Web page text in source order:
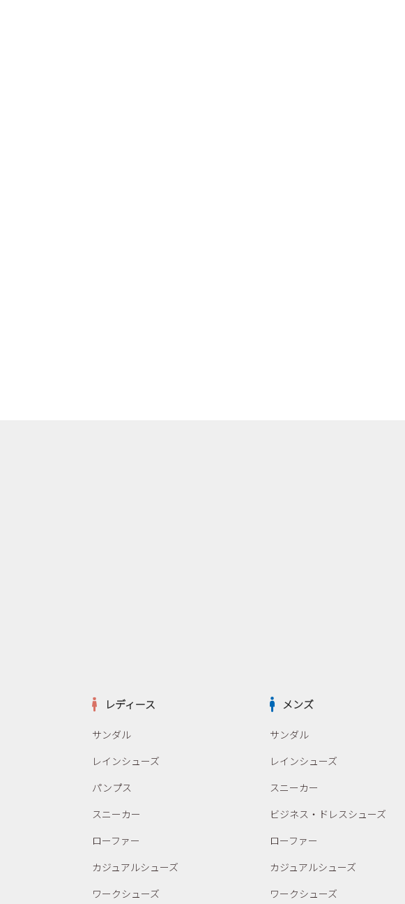
レディース
サンダル
レインシューズ
パンプス
スニーカー
ローファー
カジュアルシューズ
ワークシューズ
メンズ
サンダル
レインシューズ
スニーカー
ビジネス・ドレスシューズ
ローファー
カジュアルシューズ
ワークシューズ